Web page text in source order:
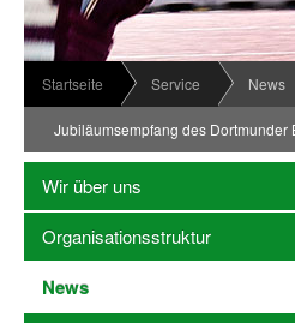
Datenschutz
Wir über uns
Organisationsstruktur
News
Termine
Sportabzeichen
Downloadbereich
Startseite Service News
Jubiläumsempfang des Dortmunder
Wir über uns
Organisationsstruktur
News